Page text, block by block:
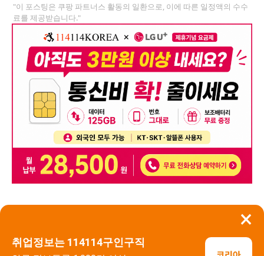
×
취업정보는 114114구인구직
"이 포스팅은 쿠팡 파트너스 활동의 일환으로, 이에 따른 일정액의 수수
료를 제공받습니다."